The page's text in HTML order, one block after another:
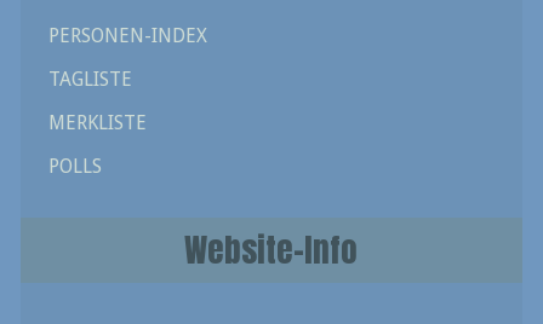
PERSONEN-INDEX
TAGLISTE
MERKLISTE
POLLS
Website-Info